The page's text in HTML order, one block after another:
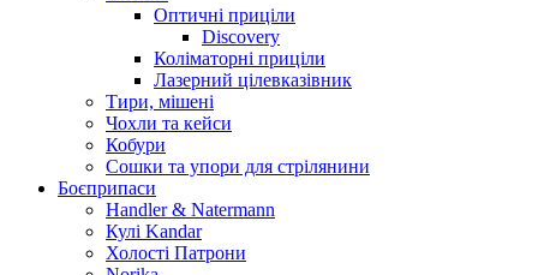
Оптичні приціли
Discovery
Коліматорні приціли
Лазерний цілевказівник
Тири, мішені
Чохли та кейси
Кобури
Сошки та упори для стрілянини
Боєприпаси
Handler & Natermann
Кулі Kandar
Холості Патрони